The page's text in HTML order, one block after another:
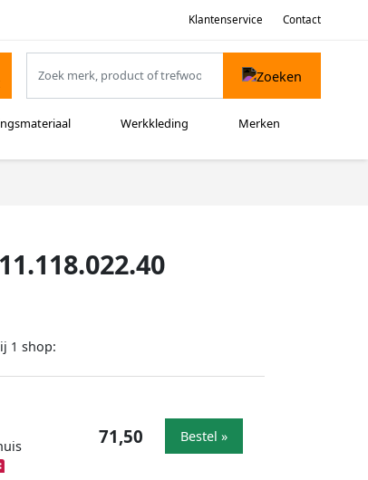
Klantenservice Contact
Werkkleding Merken
1 shop:
71,50 Bestel »